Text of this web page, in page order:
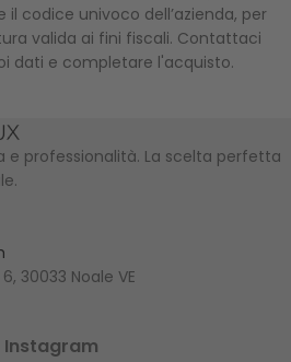
il codice univoco dell’azienda, per
valida ai fini fiscali. Contattaci
dati e completare l'acquisto.
e professionalità. La scelta perfetta
30033 Noale VE
Instagram